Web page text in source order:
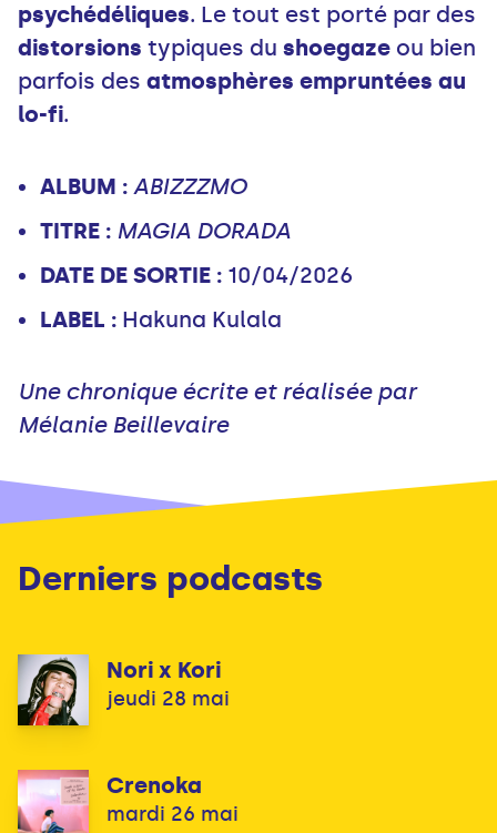
psychédéliques. Le tout est porté par des
distorsions typiques du shoegaze ou bien
parfois des atmosphères empruntées au
lo-fi.
ALBUM : ABIZZZMO
TITRE : MAGIA DORADA
DATE DE SORTIE : 10/04/2026
LABEL : Hakuna Kulala
Une chronique écrite et réalisée par
Mélanie Beillevaire
Derniers podcasts
Nori x Kori
jeudi 28 mai
Crenoka
mardi 26 mai